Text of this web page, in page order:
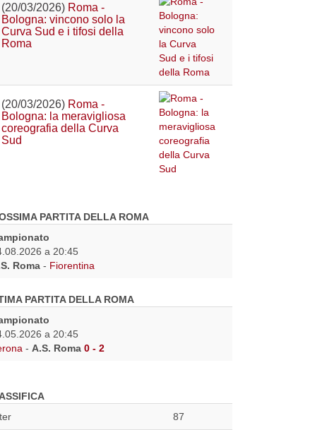
(20/03/2026) Roma -
Bologna: vincono solo la
Curva Sud e i tifosi della
Roma
(20/03/2026) Roma -
Bologna: la meravigliosa
coreografia della Curva
Sud
PARTITA DELLA ROMA
a 20:45
Roma - Fiorentina
PARTITA DELLA ROMA
a 20:45
- A.S. Roma 0 - 2
87